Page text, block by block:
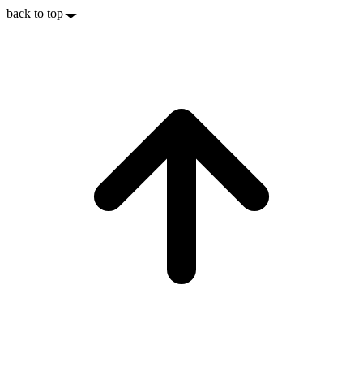
back to top